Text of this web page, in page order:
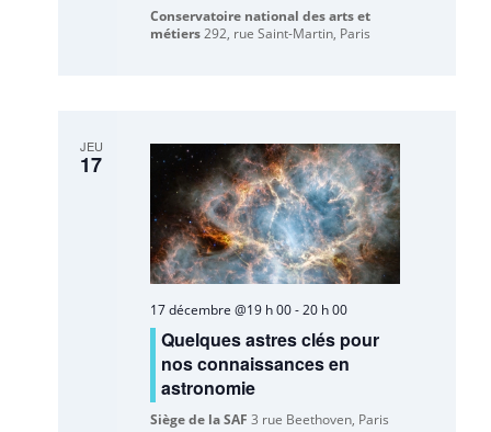
Conservatoire national des arts et
métiers292, rue Saint-Martin, Paris
JEU
17
17 décembre @19 h 00-20 h 00
Quelques astres clés pour
nos connaissances en
astronomie
Siège de la SAF3 rue Beethoven, Paris